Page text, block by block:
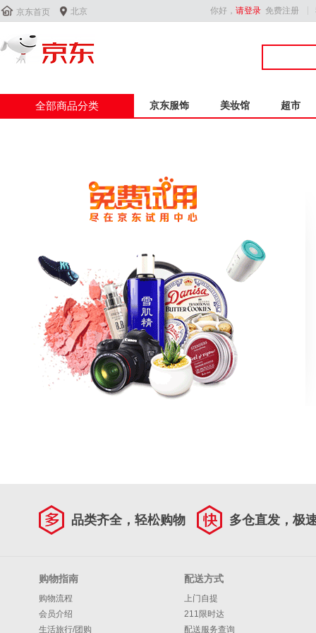
 京东首页  北京 你好， 请登录 免费注册
全部商品分类 京东服饰 美妆馆 超市
品类齐全，轻松购物 多仓直发，极
购物指南
购物流程
会员介绍
生活旅行/团购
配送方式
上门自提
211限时达
配送服务查询